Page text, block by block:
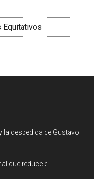
Equitativos
la despedida de Gustavo
que reduce el